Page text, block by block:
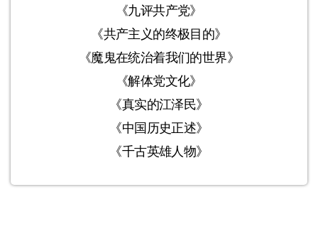
《九评共产党》
《共产主义的终极目的》
《魔鬼在统治着我们的世界》
《解体党文化》
《真实的江泽民》
《中国历史正述》
《千古英雄人物》